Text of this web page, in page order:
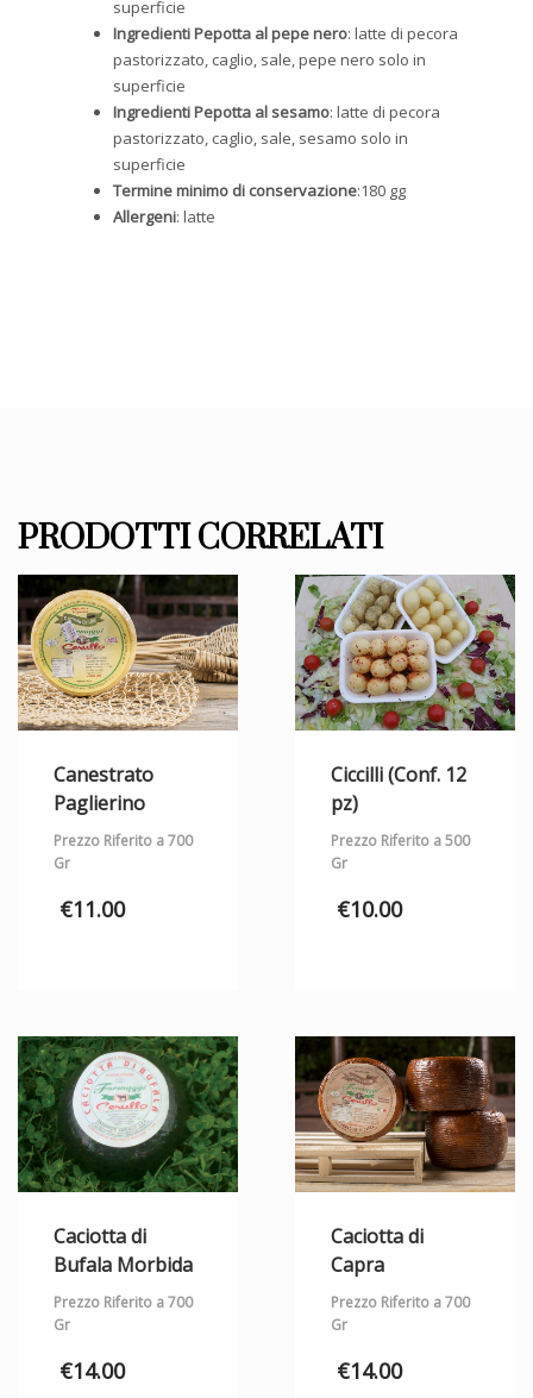
superficie
Ingredienti Pepotta al pepe nero: latte di pecora
pastorizzato, caglio, sale, pepe nero solo in
superficie
Ingredienti Pepotta al sesamo: latte di pecora
pastorizzato, caglio, sale, sesamo solo in
superficie
Termine minimo di conservazione:180 gg
Allergeni: latte
PRODOTTI CORRELATI
Canestrato
Paglierino
Prezzo Riferito a 700
Gr
€11.00
Ciccilli (Conf. 12
pz)
Prezzo Riferito a 500
Gr
€10.00
Caciotta di
Bufala Morbida
Prezzo Riferito a 700
Gr
€14.00
Caciotta di
Capra
Prezzo Riferito a 700
Gr
€14.00